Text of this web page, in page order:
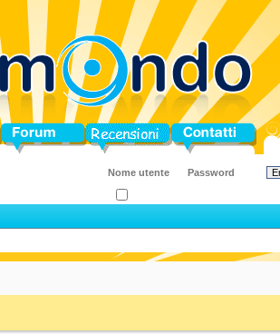
Forum Blog Contatti